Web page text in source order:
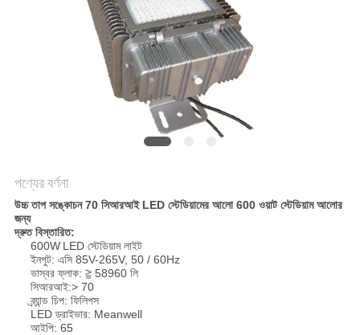
PRIVACY
পণ্যের বর্ণনা
উচ্চ তাপ সঙ্কোচন 70 সিআরআই LED স্টেডিয়ামের আলো 600 ওয়াট স্টেডিয়াম আলোর
জন্য
দ্রুত বিস্তারিত:
600W LED স্টেডিয়াম লাইট
ইনপুট: এসি 85V-265V, 50 / 60Hz
ভাস্বর ফ্লাক: ≧ 58960 লি
সিআরআই:> 70
ব্র্যান্ড চিপ: ফিলিপস
LED ড্রাইভার: Meanwell
আইপি: 65